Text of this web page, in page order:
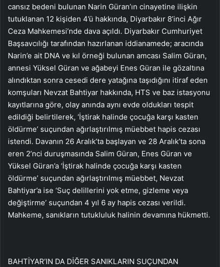
cansız bedeni bulunan Narin Güran’ın cinayetine ilişkin
tutuklanan 12 kişiden 4’ü hakkında, Diyarbakır 8’inci Ağır
Ceza Mahkemesi’nde dava açıldı. Diyarbakır Cumhuriyet
Başsavcılığı tarafından hazırlanan iddianamede; aracında
Narin’e ait DNA ve kıl örneği bulunan amcası Salim Güran,
annesi Yüksel Güran ve ağabeyi Enes Güran ile gözaltına
alındıktan sonra cesedi dere yatağına taşıdığını itiraf eden
komşuları Nevzat Bahtiyar hakkında, HTS ve baz istasyonu
kayıtlarına göre, olay anında aynı evde oldukları tespit
edildiği belirtilerek, ‘İştirak halinde çocuğa karşı kasten
öldürme’ suçundan ağırlaştırılmış müebbet hapis cezası
istendi. Davanın 26 Aralık’ta başlayan ve 28 Aralık’ta sona
eren 2’nci duruşmasında Salim Güran, Enes Güran ve
Yüksel Güran’a ‘İştirak halinde çocuğa karşı kasten
öldürme’ suçundan ağırlaştırılmış müebbet, Nevzat
Bahtiyar’a ise ‘Suç delillerini yok etme, gizleme veya
değiştirme’ suçundan 4 yıl 6 ay hapis cezası verildi.
Mahkeme, sanıkların tutukluluk halinin devamına hükmetti.
BAHTİYAR’IN DA DİĞER SANIKLARIN SUÇUNDAN